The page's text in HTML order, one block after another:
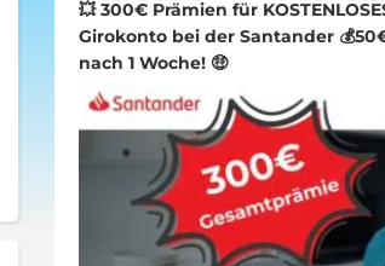
💥 300€ Prämien für
Girokonto bei der Santander
nach 1 Woche! 🤑